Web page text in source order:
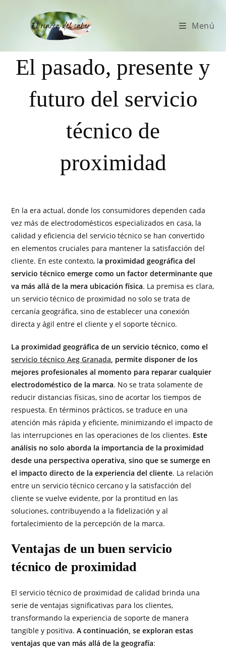
Menú
El pasado, presente y
futuro del servicio
técnico de
proximidad
En la era actual, donde los consumidores dependen cada
vez más de electrodomésticos especializados en casa, la
calidad y eficiencia del servicio técnico se han convertido
en elementos cruciales para mantener la satisfacción del
cliente. En este contexto, la proximidad geográfica del
servicio técnico emerge como un factor determinante que
va más allá de la mera ubicación física. La premisa es clara,
un servicio técnico de proximidad no solo se trata de
cercanía geográfica, sino de establecer una conexión
directa y ágil entre el cliente y el soporte técnico.
La proximidad geográfica de un servicio técnico, como el
servicio técnico Aeg Granada, permite disponer de los
mejores profesionales al momento para reparar cualquier
electrodoméstico de la marca. No se trata solamente de
reducir distancias físicas, sino de acortar los tiempos de
respuesta. En términos prácticos, se traduce en una
atención más rápida y eficiente, minimizando el impacto de
las interrupciones en las operaciones de los clientes. Este
análisis no solo aborda la importancia de la proximidad
desde una perspectiva operativa, sino que se sumerge en
el impacto directo de la experiencia del cliente. La relación
entre un servicio técnico cercano y la satisfacción del
cliente se vuelve evidente, por la prontitud en las
soluciones, contribuyendo a la fidelización y al
fortalecimiento de la percepción de la marca.
Ventajas de un buen servicio
técnico de proximidad
El servicio técnico de proximidad de calidad brinda una
serie de ventajas significativas para los clientes,
transformando la experiencia de soporte de manera
tangible y positiva.A continuación, se exploran estas
ventajas que van más allá de la geografía: